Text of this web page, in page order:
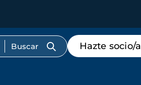
Menú
de
destacados
Hazte socio/a